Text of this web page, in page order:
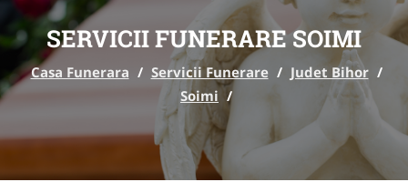
SERVICII FUNERARE SOIMI
Casa Funerara / Servicii Funerare / Judet Bihor /
Soimi /